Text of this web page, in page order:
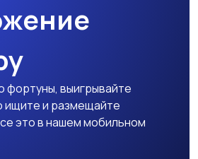
фортуны, выигрывайте
ищите и размещайте
это в нашем мобильном